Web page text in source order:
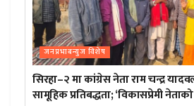
जनप्रभाबन्युज विशेष
सिरहा–२ मा कांग्रेस नेता राम चन्द्र
सामूहिक प्रतिबद्धता; ‘विकासप्रेमी